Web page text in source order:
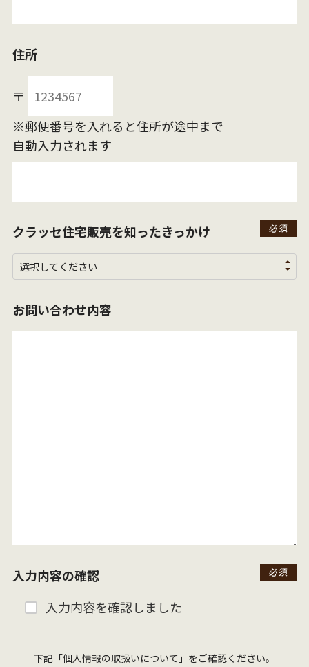
住所
〒
※郵便番号を入れると住所が途中まで
自動入力されます
クラッセ住宅販売を知ったきっかけ
お問い合わせ内容
入力内容の確認
入力内容を確認しました
下記「個人情報の取扱いについて」をご確認ください。